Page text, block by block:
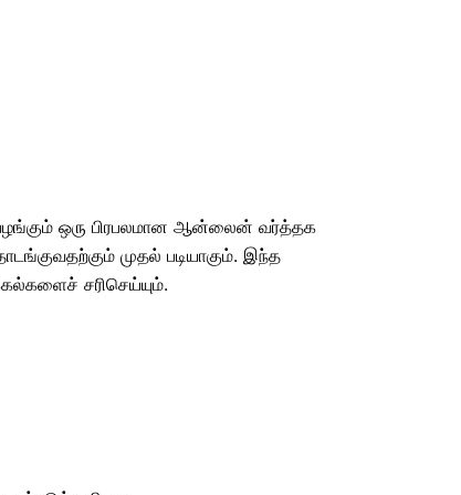
ஒரு பிரபலமான ஆன்லைன் வர்த்தக
முதல் படியாகும். இந்த
சரிசெய்யும்.